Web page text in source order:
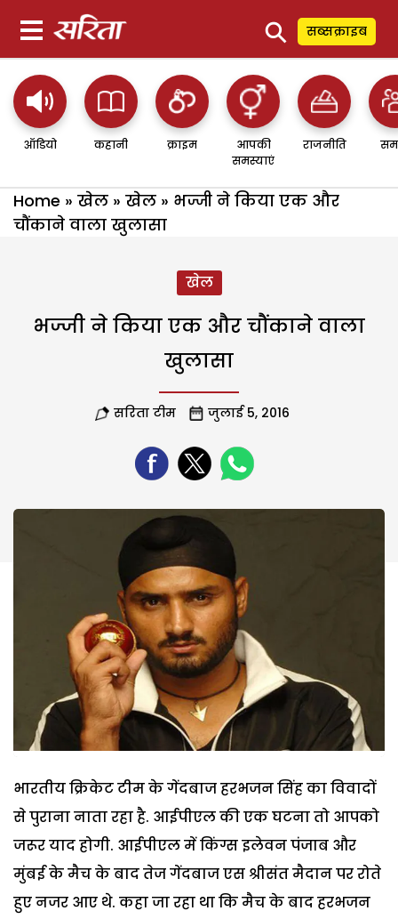
⚲ सब्सक्राइब
ऑडियो कहानी क्राइम
आपकी
समस्याएं
राजनीति
Home » खेल » खेल » भज्जी ने किया एक और
चौंकाने वाला खुलासा
खेल
भज्जी ने किया एक और चौंकाने वाला
खुलासा
सरिता टीम जुलाई 5, 2016
भारतीय क्रिकेट टीम के गेंदबाज हरभजन सिंह का विवादों
से पुराना नाता रहा है. आईपीएल की एक घटना तो आपको
जरूर याद होगी. आईपीएल में किंग्स इलेवन पंजाब और
मुंबई के मैच के बाद तेज गेंदबाज एस श्रीसंत मैदान पर रोते
हुए नजर आए थे. कहा जा रहा था कि मैच के बाद हरभजन